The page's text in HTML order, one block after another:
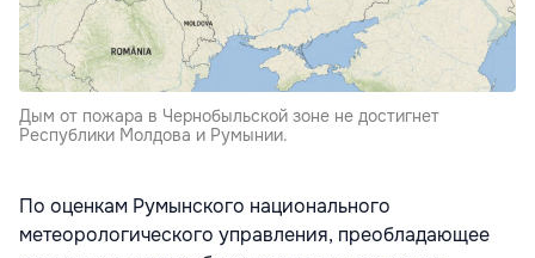
Дым от пожара в Чернобыльской зоне не достигнет
Республики Молдова и Румынии.
По оценкам Румынского национального
метеорологического управления, преобладающее